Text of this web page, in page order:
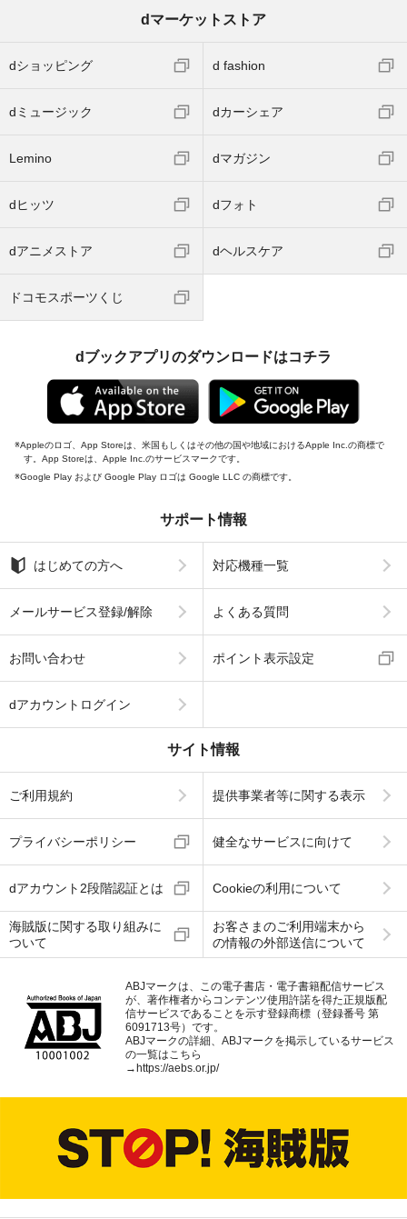
dマーケットストア
dショッピング d fashion
dミュージック dカーシェア
Lemino dマガジン
dヒッツ dフォト
dアニメストア dヘルスケア
ドコモスポーツくじ
dブックアプリのダウンロードはコチラ
Appleのロゴ、App Storeは、米国もしくはその他の国や地域におけるApple Inc.の商標で
す。App Storeは、Apple Inc.のサービスマークです。
Google Play および Google Play ロゴは Google LLC の商標です。
サポート情報
はじめての方へ 対応機種一覧
メールサービス登録/解除 よくある質問
お問い合わせ ポイント表示設定
dアカウントログイン
サイト情報
ご利用規約 提供事業者等に関する表示
プライバシーポリシー 健全なサービスに向けて
dアカウント2段階認証とは Cookieの利用について
海賊版に関する取り組みに
ついて
お客さまのご利用端末から
の情報の外部送信について
ABJマークは、この電子書店・電子書籍配信サービス
が、著作権者からコンテンツ使用許諾を得た正規版配
信サービスであることを示す登録商標（登録番号 第
6091713号）です。
ABJマークの詳細、ABJマークを掲示しているサービス
の一覧はこちら
→ https://aebs.or.jp/